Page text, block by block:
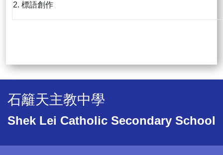
2. 標語創作
石籬天主教中學
Shek Lei Catholic Secondary School